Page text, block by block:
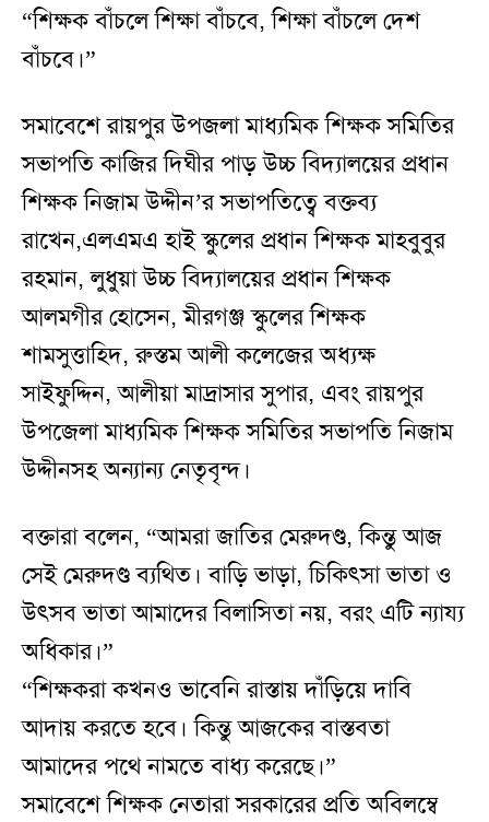
“শিক্ষক বাঁচলে শিক্ষা বাঁচবে, শিক্ষা বাঁচলে দেশ
বাঁচবে।”
সমাবেশে রায়পুর উপজলা মাধ্যমিক শিক্ষক সমিতির
সভাপতি কাজির দিঘীর পাড় উচ্চ বিদ্যালয়ের প্রধান
শিক্ষক নিজাম উদ্দীন’র সভাপতিত্বে বক্তব্য
রাখেন,এলএমএ হাই স্কুলের প্রধান শিক্ষক মাহবুবুর
রহমান, লুধুয়া উচ্চ বিদ্যালয়ের প্রধান শিক্ষক
আলমগীর হোসেন, মীরগঞ্জ স্কুলের শিক্ষক
শামসুত্তাহিদ, রুস্তম আলী কলেজের অধ্যক্ষ
সাইফুদ্দিন, আলীয়া মাদ্রাসার সুপার, এবং রায়পুর
উপজেলা মাধ্যমিক শিক্ষক সমিতির সভাপতি নিজাম
উদ্দীনসহ অন্যান্য নেতৃবৃন্দ।
বক্তারা বলেন, “আমরা জাতির মেরুদণ্ড, কিন্তু আজ
সেই মেরুদণ্ড ব্যথিত। বাড়ি ভাড়া, চিকিৎসা ভাতা ও
উৎসব ভাতা আমাদের বিলাসিতা নয়, বরং এটি ন্যায্য
অধিকার।”
“শিক্ষকরা কখনও ভাবেনি রাস্তায় দাঁড়িয়ে দাবি
আদায় করতে হবে। কিন্তু আজকের বাস্তবতা
আমাদের পথে নামতে বাধ্য করেছে।”
সমাবেশে শিক্ষক নেতারা সরকারের প্রতি অবিলম্বে